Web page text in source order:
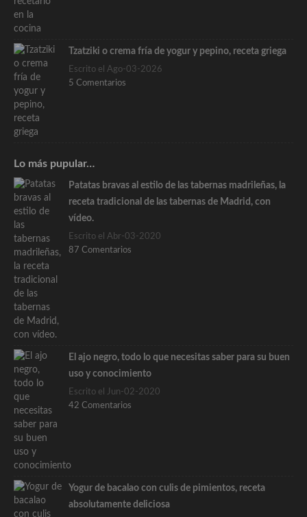
Tzatziki o crema fría de yogur y pepino, receta griega
Escrito el Ago-03-2026
5 Comentarios
Lo más pupular…
Patatas bravas al estilo de las tabernas madrileñas, la
receta tradicional de las tabernas de Madrid, con
vídeo.
Escrito el Abr-03-2020
87 Comentarios
El ajo negro, todo lo que necesitas saber para su buen
uso y conocimiento
Escrito el Jun-02-2020
42 Comentarios
Yogur de bacalao con culis de pimientos, receta
absolutamente deliciosa